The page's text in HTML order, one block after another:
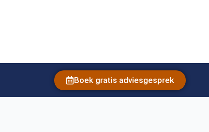
Boek gratis adviesgesprek